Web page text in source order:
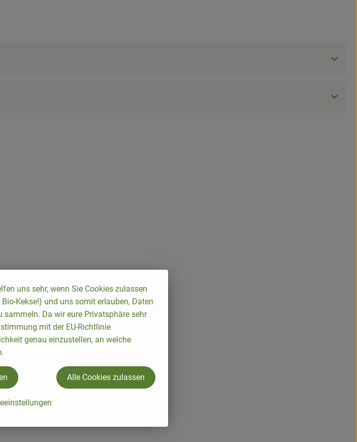
am Bodensee
uns sehr, wenn Sie Cookies zulassen
Kekse!) und uns somit erlauben, Daten
sammeln. Da wir eure Privatsphäre sehr
mit der EU-Richtlinie
genau einzustellen, an welche
Alle Cookies zulassen